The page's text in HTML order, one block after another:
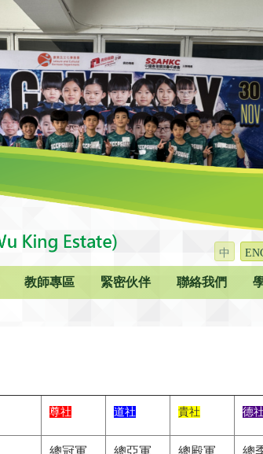
中
教師專區 緊密伙伴 聯絡我們
尊社 道社 貴社 德社
總冠軍 總亞軍 總殿軍 總